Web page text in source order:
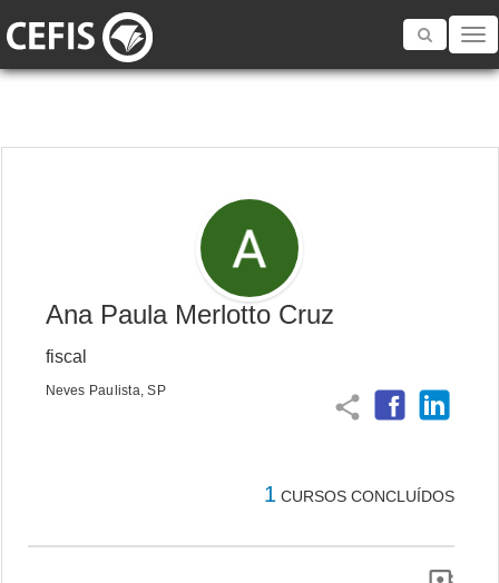
Toggle
Ana Paula Merlotto Cruz
fiscal
Neves Paulista, SP
share
1 CURSOS CONCLUÍDOS